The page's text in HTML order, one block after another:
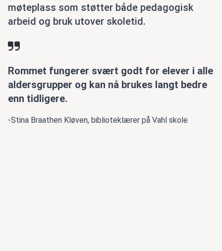
møteplass som støtter både pedagogisk
arbeid og bruk utover skoletid.
Rommet fungerer svært godt for elever i alle
aldersgrupper og kan nå brukes langt bedre
enn tidligere.
-Stina Braathen Kløven, biblioteklærer på Vahl skole